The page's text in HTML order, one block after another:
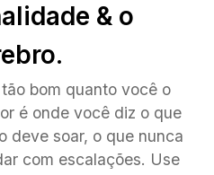
& o
bom quanto você o
é onde você diz o que
deve soar, o que nunca
com escalações. Use